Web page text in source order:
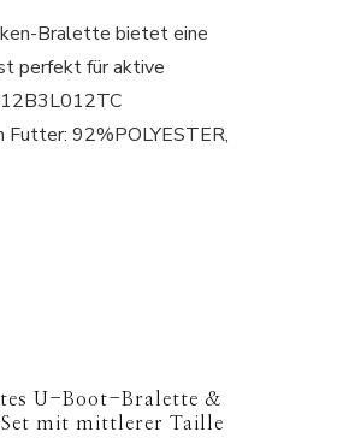
Bralette bietet eine
perfekt für aktive
92%POLYESTER,
U-Boot-Bralette &
mit mittlerer Taille